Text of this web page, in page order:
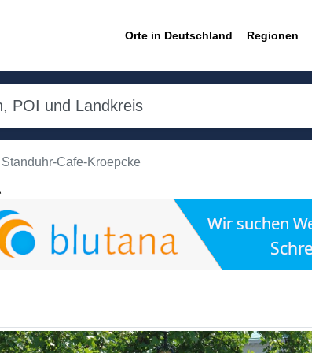
Orte in Deutschland Regionen
Standuhr-Cafe-Kroepcke